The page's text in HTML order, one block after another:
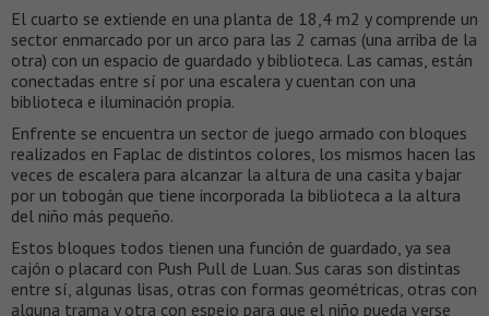
El cuarto se extiende en una planta de 18,4 m2 y comprende un
sector enmarcado por un arco para las 2 camas (una arriba de la
otra) con un espacio de guardado y biblioteca. Las camas, están
conectadas entre sí por una escalera y cuentan con una
biblioteca e iluminación propia.
Enfrente se encuentra un sector de juego armado con bloques
realizados en Faplac de distintos colores, los mismos hacen las
veces de escalera para alcanzar la altura de una casita y bajar
por un tobogán que tiene incorporada la biblioteca a la altura
del niño más pequeño.
Estos bloques todos tienen una función de guardado, ya sea
cajón o placard con Push Pull de Luan. Sus caras son distintas
entre sí, algunas lisas, otras con formas geométricas, otras con
alguna trama y otra con espejo para que el niño pueda verse